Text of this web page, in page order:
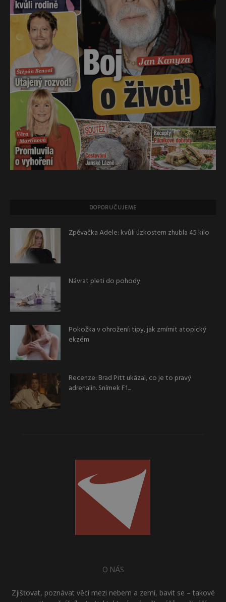
DOPORUČUJEME
Zpěvačka Adele: kvůli úzkostem zhubla 45 kilo
Návrat pleti do pohody
Pokožka v ohrožení: tipy, jak zmírnit atopický
ekzém
Recenze: Brad Pitt ukázal, co je to pravý
adrenalin. Snímek F1...
O NÁS
Zjišťovat, poznávat věci mezi nebem a zemí, bavit se – takové